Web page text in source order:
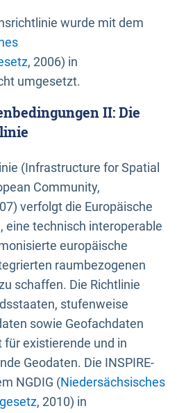
wurde mit dem
, 2006) in
umgesetzt.
II: Die
(Infrastructure for Spatial
Community,
verfolgt die Europäische
eine technisch interoperable
europäische
raumbezogenen
schaffen. Die Richtlinie
stufenweise
sowie Geofachdaten
existierende und in
Geodaten. Die INSPIRE-
NGDIG (Niedersächsisches
, 2010) in